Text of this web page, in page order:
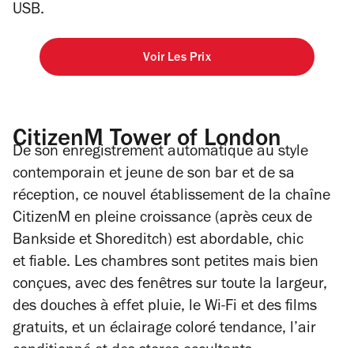
USB.
Voir Les Prix
CitizenM Tower of London
De son enregistrement automatique au style
contemporain et jeune de son bar et de sa
réception, ce nouvel établissement de la chaîne
CitizenM en pleine croissance (après ceux de
Bankside et Shoreditch) est abordable, chic
et fiable. Les chambres sont petites mais bien
conçues, avec des fenêtres sur toute la largeur,
des douches à effet pluie, le Wi-Fi et des films
gratuits, et un éclairage coloré tendance, l’air